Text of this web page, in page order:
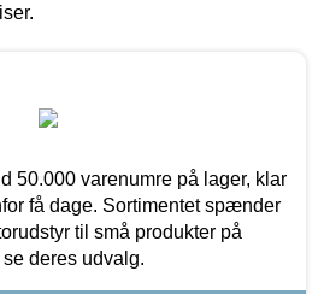
50.000 varenumre på lager, klar
få dage. Sortimentet spænder
til små produkter på
deres udvalg.